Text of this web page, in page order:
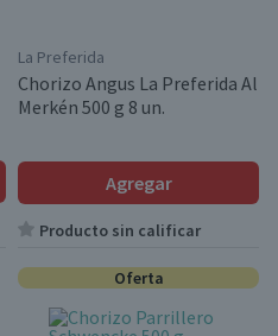
La Preferida
Chorizo Angus La Preferida Al
Merkén 500 g 8 un.
Agregar
Producto sin calificar
Oferta